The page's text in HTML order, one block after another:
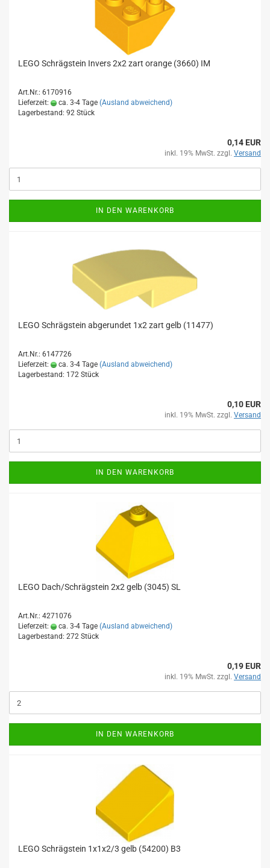
LEGO Schrägstein Invers 2x2 zart orange (3660) IM
Art.Nr.: 6170916
Lieferzeit:
ca. 3-4 Tage (Ausland abweichend)
Lagerbestand: 92 Stück
0,14 EUR
inkl. 19% MwSt. zzgl. Versand
IN DEN WARENKORB
LEGO Schrägstein abgerundet 1x2 zart gelb (11477)
Art.Nr.: 6147726
Lieferzeit:
ca. 3-4 Tage (Ausland abweichend)
Lagerbestand: 172 Stück
0,10 EUR
inkl. 19% MwSt. zzgl. Versand
IN DEN WARENKORB
LEGO Dach/Schrägstein 2x2 gelb (3045) SL
Art.Nr.: 4271076
Lieferzeit:
ca. 3-4 Tage (Ausland abweichend)
Lagerbestand: 272 Stück
0,19 EUR
inkl. 19% MwSt. zzgl. Versand
IN DEN WARENKORB
LEGO Schrägstein 1x1x2/3 gelb (54200) B3